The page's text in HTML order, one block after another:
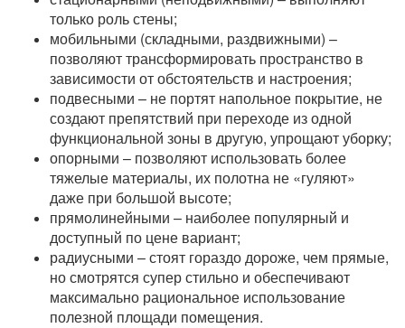
только роль стены;
мобильными (складными, раздвижными) –
позволяют трансформировать пространство в
зависимости от обстоятельств и настроения;
подвесными – не портят напольное покрытие, не
создают препятствий при переходе из одной
функциональной зоны в другую, упрощают уборку;
опорными – позволяют использовать более
тяжелые материалы, их полотна не «гуляют»
даже при большой высоте;
прямолинейными – наиболее популярный и
доступный по цене вариант;
радиусными – стоят гораздо дороже, чем прямые,
но смотрятся супер стильно и обеспечивают
максимально рациональное использование
полезной площади помещения.